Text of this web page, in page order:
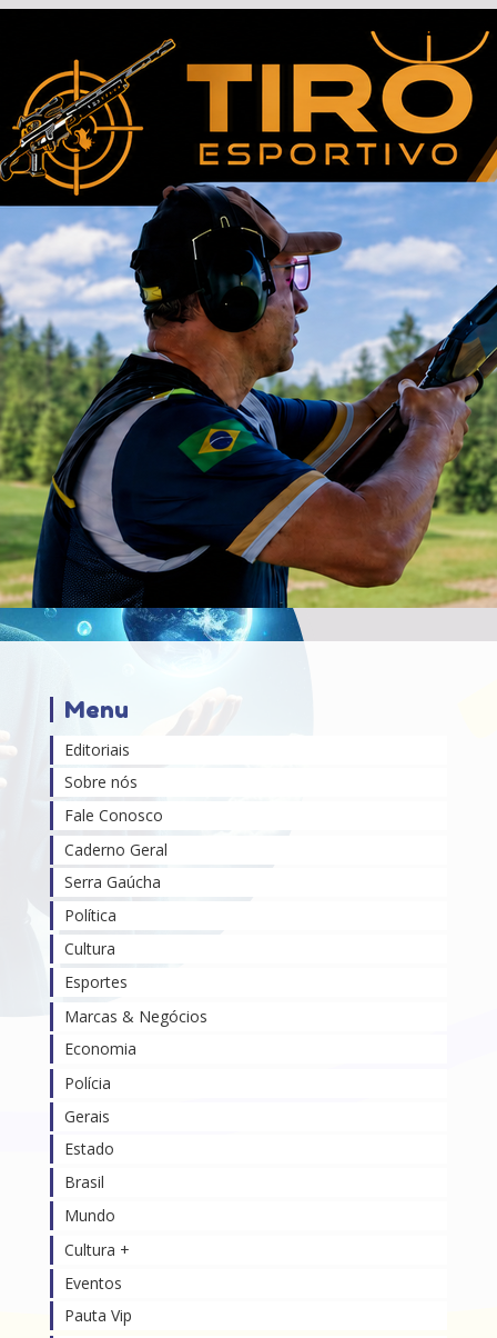
Menu
Editoriais
Sobre nós
Fale Conosco
Caderno Geral
Serra Gaúcha
Política
Cultura
Esportes
Marcas & Negócios
Economia
Polícia
Gerais
Estado
Brasil
Mundo
Cultura +
Eventos
Pauta Vip